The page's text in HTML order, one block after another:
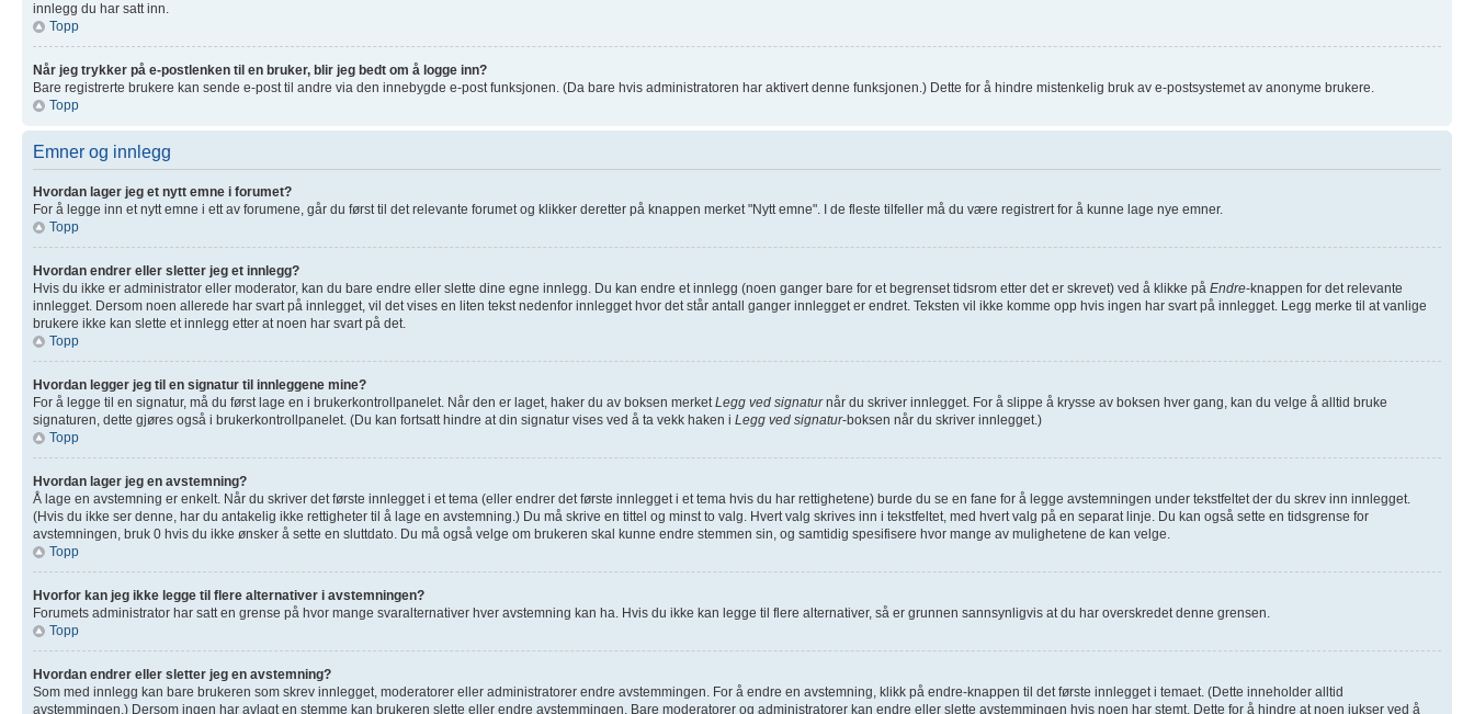
innlegg du har satt inn.
Topp
Når jeg trykker på e-postlenken til en bruker, blir jeg bedt om å logge inn?
Bare registrerte brukere kan sende e-post til andre via den innebygde e-post funksjonen. (Da bare hvis administratoren har aktivert denne funksjonen.) Dette for å hindre mistenkelig bruk av e-postsystemet av anonyme brukere.
Topp
Emner og innlegg
Hvordan lager jeg et nytt emne i forumet?
For å legge inn et nytt emne i ett av forumene, går du først til det relevante forumet og klikker deretter på knappen merket "Nytt emne". I de fleste tilfeller må du være registrert for å kunne lage nye emner.
Topp
Hvordan endrer eller sletter jeg et innlegg?
Hvis du ikke er administrator eller moderator, kan du bare endre eller slette dine egne innlegg. Du kan endre et innlegg (noen ganger bare for et begrenset tidsrom etter det er skrevet) ved å klikke på Endre-knappen for det relevante
innlegget. Dersom noen allerede har svart på innlegget, vil det vises en liten tekst nedenfor innlegget hvor det står antall ganger innlegget er endret. Teksten vil ikke komme opp hvis ingen har svart på innlegget. Legg merke til at vanlige
brukere ikke kan slette et innlegg etter at noen har svart på det.
Topp
Hvordan legger jeg til en signatur til innleggene mine?
For å legge til en signatur, må du først lage en i brukerkontrollpanelet. Når den er laget, haker du av boksen merketLegg ved signaturnår du skriver innlegget. For å slippe å krysse av boksen hver gang, kan du velge å alltid bruke
signaturen, dette gjøres også i brukerkontrollpanelet. (Du kan fortsatt hindre at din signatur vises ved å ta vekk haken i Legg ved signatur-boksen når du skriver innlegget.)
Topp
Hvordan lager jeg en avstemning?
Å lage en avstemning er enkelt. Når du skriver det første innlegget i et tema (eller endrer det første innlegget i et tema hvis du har rettighetene) burde du se en fane for å legge avstemningen under tekstfeltet der du skrev inn innlegget.
(Hvis du ikke ser denne, har du antakelig ikke rettigheter til å lage en avstemning.) Du må skrive en tittel og minst to valg. Hvert valg skrives inn i tekstfeltet, med hvert valg på en separat linje. Du kan også sette en tidsgrense for
avstemningen, bruk 0 hvis du ikke ønsker å sette en sluttdato. Du må også velge om brukeren skal kunne endre stemmen sin, og samtidig spesifisere hvor mange av mulighetene de kan velge.
Topp
Hvorfor kan jeg ikke legge til flere alternativer i avstemningen?
Forumets administrator har satt en grense på hvor mange svaralternativer hver avstemning kan ha. Hvis du ikke kan legge til flere alternativer, så er grunnen sannsynligvis at du har overskredet denne grensen.
Topp
Hvordan endrer eller sletter jeg en avstemning?
Som med innlegg kan bare brukeren som skrev innlegget, moderatorer eller administratorer endre avstemmingen. For å endre en avstemning, klikk på endre-knappen til det første innlegget i temaet. (Dette inneholder alltid
avstemmingen.) Dersom ingen har avlagt en stemme kan brukeren slette eller endre avstemmingen. Bare moderatorer og administratorer kan endre eller slette avstemmingen hvis noen har stemt. Dette for å hindre at noen jukser ved å